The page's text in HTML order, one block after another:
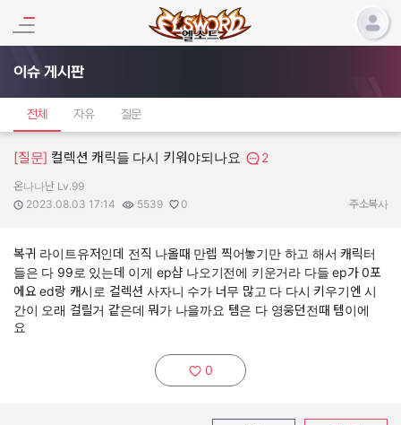
이슈 게시판
전체 자유 질문
[질문] 컬렉션 캐릭들 다시 키워야되나요 2
작성자:
온나나난 Lv.99
작성일:
2023.08.03 17:14
조회수:
5539
추천수:
0 주소복사
복귀 라이트유저인데 전직 나올때 만렙 찍어놓기만 하고 해서 캐릭터
들은 다 99로 있는데 이게 ep샵 나오기전에 키운거라 다들 ep가 0포
에요 ed랑 캐시로 컬렉션 사자니 수가 너무 많고 다 다시 키우기엔 시
간이 오래 걸릴거 같은데 뭐가 나을까요 템은 다 영웅던전때 템이에
요
추천하기:
0